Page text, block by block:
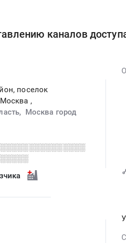
каналов
поселок
,
Москва город